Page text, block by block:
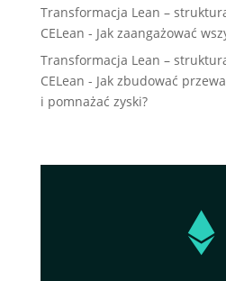
Transformacja Lean –
CELean - Jak zaangażować
Transformacja Lean –
CELean - Jak zbudować
i pomnażać zyski?
